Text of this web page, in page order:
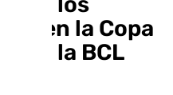
en la Copa
en la BCL